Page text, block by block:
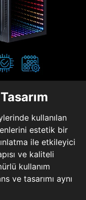
kullanılan
estetik bir
ile etkileyici
ve kaliteli
kullanım
ve tasarımı aynı